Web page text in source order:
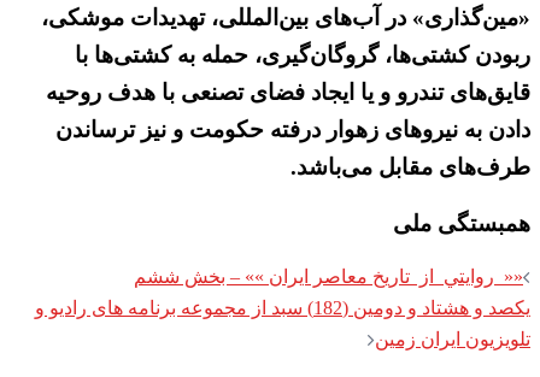
«مین‌گذاری» در آب‌های بین‌المللی، تهدیدات موشکی،
ربودن کشتی‌ها، گروگان‌گیری، حمله به کشتی‌ها با
قایق‌های تندرو و یا ایجاد فضای تصنعی با هدف روحیه
دادن به نیروهای زهوار درفته حکومت و نیز ترساندن
طرف‌های مقابل می‌باشد.
همبستگی ملی
Post
navigation
«« روايتي از تاريخ معاصر ايران »» – بخش ششم
یکصد و هشتاد و دومین (182) سبد از مجموعه برنامه های رادیو و
تلویزیون ایران زمین